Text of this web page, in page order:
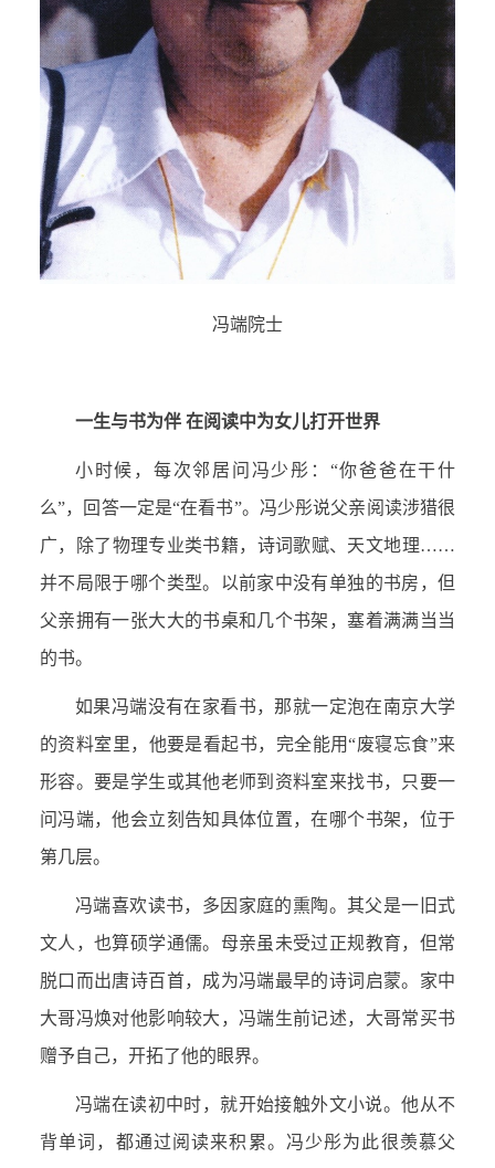
冯端院士
一生与书为伴 在阅读中为女儿打开世界
小时候，每次邻居问冯少彤：“你爸爸在干什
么”，回答一定是“在看书”。冯少彤说父亲阅读涉猎很
广，除了物理专业类书籍，诗词歌赋、天文地理……
并不局限于哪个类型。以前家中没有单独的书房，但
父亲拥有一张大大的书桌和几个书架，塞着满满当当
的书。
如果冯端没有在家看书，那就一定泡在南京大学
的资料室里，他要是看起书，完全能用“废寝忘食”来
形容。要是学生或其他老师到资料室来找书，只要一
问冯端，他会立刻告知具体位置，在哪个书架，位于
第几层。
冯端喜欢读书，多因家庭的熏陶。其父是一旧式
文人，也算硕学通儒。母亲虽未受过正规教育，但常
脱口而出唐诗百首，成为冯端最早的诗词启蒙。家中
大哥冯焕对他影响较大，冯端生前记述，大哥常买书
赠予自己，开拓了他的眼界。
冯端在读初中时，就开始接触外文小说。他从不
背单词，都通过阅读来积累。冯少彤为此很羡慕父